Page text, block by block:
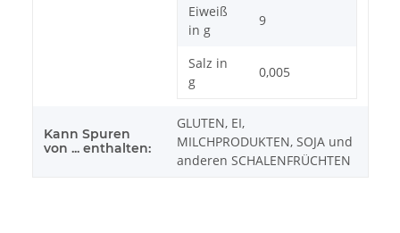
Eiweiß
in g
9
Salz in
g
0,005
Kann Spuren
von ... enthalten:
GLUTEN, EI,
MILCHPRODUKTEN, SOJA und
anderen SCHALENFRÜCHTEN